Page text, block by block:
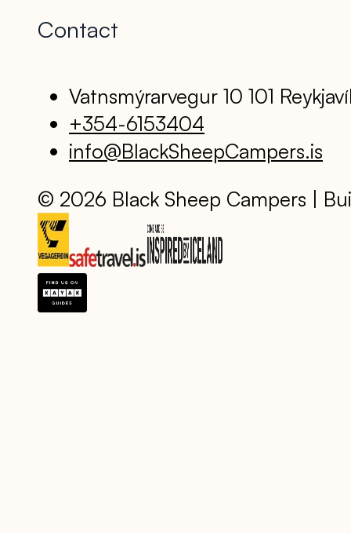
Contact
Vatnsmýrarvegur 10 101
+354-6153404
info@BlackSheepCampers.is
© 2026 Black Sheep Campers |